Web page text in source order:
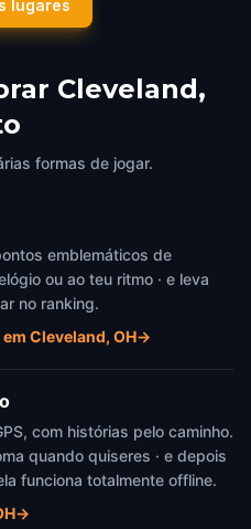
Cleveland, OH
America
lugares
Cleveland,
formas de jogar.
emblemáticos de
ou ao teu ritmo · e leva
no ranking.
Cleveland, OH→
com histórias pelo caminho.
quando quiseres · e depois
funciona totalmente offline.
→